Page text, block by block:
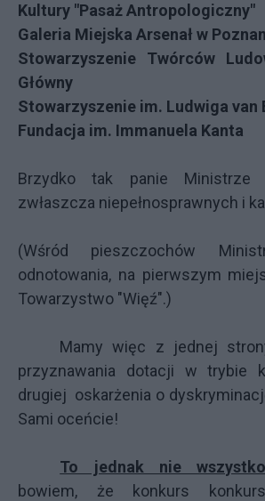
Kultury "Pasaż Antropologiczny"
Galeria Miejska Arsenał w
Stowarzyszenie Twórców
Główny
Stowarzyszenie im. Ludwiga van
Fundacja im. Immanuela Kanta
Brzydko tak panie Ministrze
zwłaszcza niepełnosprawnych i
(Wśród pieszczochów
odnotowania, na pierwszym
Towarzystwo "Więź".)
Mamy więc z jednej
przyznawania dotacji w trybie
drugiej oskarżenia o
Sami oceńcie!
To jednak nie
bowiem, że konkurs